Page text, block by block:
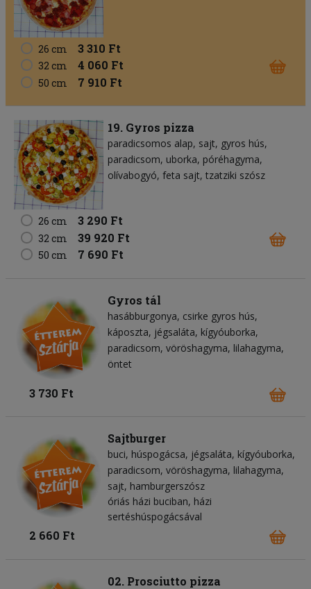
26 cm 3 310 Ft
32 cm 4 060 Ft
50 cm 7 910 Ft
19. Gyros pizza
paradicsomos alap sajt gyros hús
paradicsom uborka póréhagyma
olívabogyó feta sajt tzatziki szósz
26 cm 3 290 Ft
32 cm 39 920 Ft
50 cm 7 690 Ft
Gyros tál
hasábburgonya csirke gyros hús
káposzta jégsaláta kígyóuborka
paradicsom vöröshagyma lilahagyma
öntet
3 730 Ft
Sajtburger
buci húspogácsa jégsaláta kígyóuborka
paradicsom vöröshagyma lilahagyma
sajt hamburgerszósz
óriás házi buciban, házi
sertéshúspogácsával
2 660 Ft
02. Prosciutto pizza